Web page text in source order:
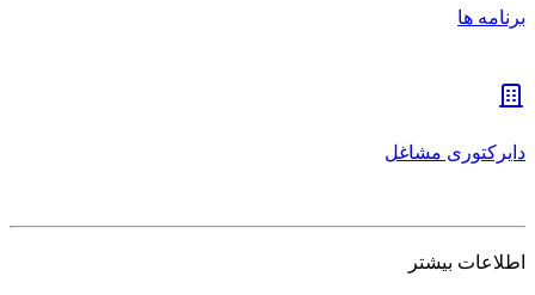
برنامه ها
دایرکتوری مشاغل
اطلاعات بیشتر